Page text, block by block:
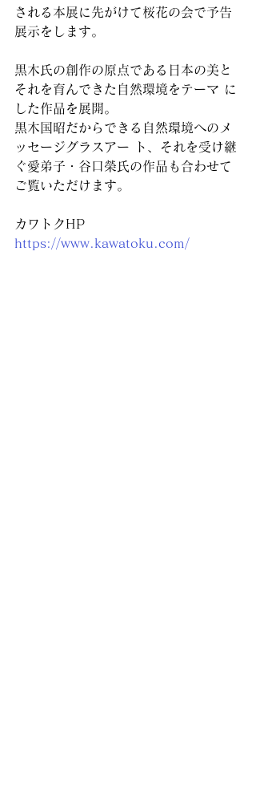
される本展に先がけて桜花の会で予告
展示をします。
黒木氏の創作の原点である日本の美と
それを育んできた自然環境をテーマ に
した作品を展開。
黒木国昭だからできる自然環境へのメ
ッセージグラスアー ト、それを受け継
ぐ愛弟子・谷口榮氏の作品も合わせて
ご覧いただけます。
カワトクHP
https://www.kawatoku.com/